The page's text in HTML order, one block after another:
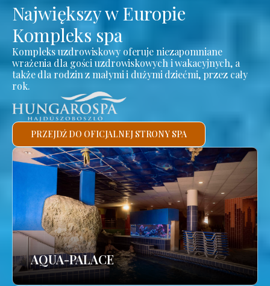
Największy w Europie
Kompleks spa
Kompleks uzdrowiskowy oferuje niezapomniane
wrażenia dla gości uzdrowiskowych i wakacyjnych, a
także dla rodzin z małymi i dużymi dziećmi, przez cały
rok.
PRZEJDŹ DO OFICJALNEJ STRONY SPA
AQUA-PALACE